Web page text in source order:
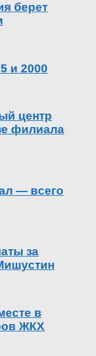
берет
и 2000
центр
филиала
— всего
за
в
ЖКХ